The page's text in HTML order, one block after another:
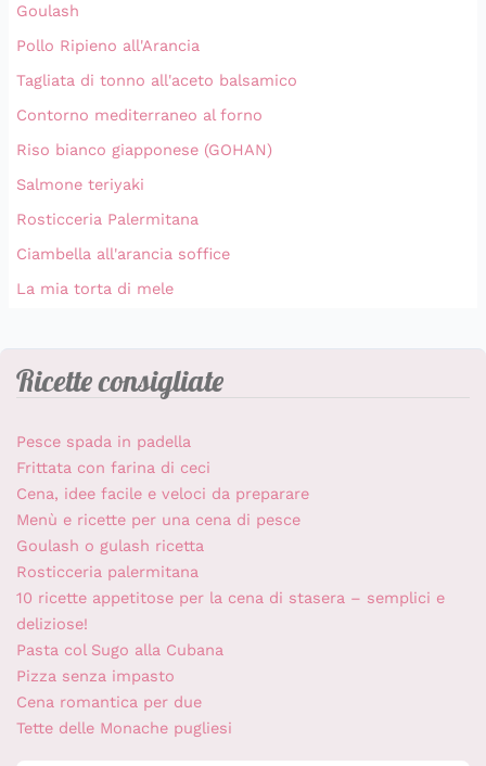
Goulash
Pollo Ripieno all'Arancia
Tagliata di tonno all'aceto balsamico
Contorno mediterraneo al forno
Riso bianco giapponese (GOHAN)
Salmone teriyaki
Rosticceria Palermitana
Ciambella all'arancia soffice
La mia torta di mele
Ricette consigliate
Pesce spada in padella
Frittata con farina di ceci
Cena, idee facile e veloci da preparare
Menù e ricette per una cena di pesce
Goulash o gulash ricetta
Rosticceria palermitana
10 ricette appetitose per la cena di stasera – semplici e
deliziose!
Pasta col Sugo alla Cubana
Pizza senza impasto
Cena romantica per due
Tette delle Monache pugliesi